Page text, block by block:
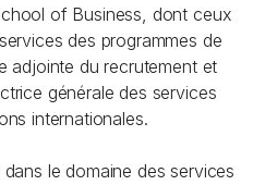
of Business, dont ceux
des programmes de
adjointe du recrutement et
générale des services
internationales.
le domaine des services